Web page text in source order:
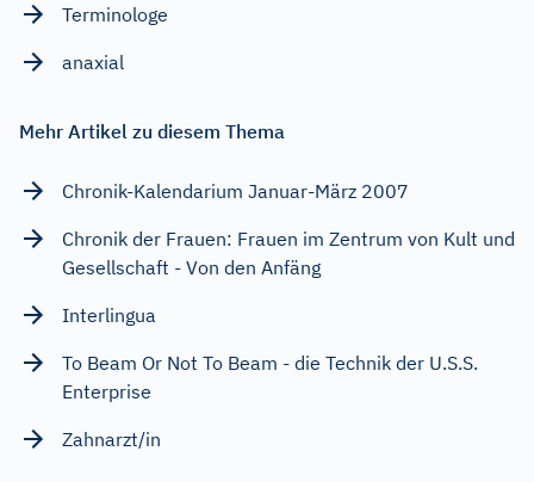
Terminologe
anaxial
Mehr Artikel zu diesem Thema
Chronik-Kalendarium Januar-März 2007
Chronik der Frauen: Frauen im Zentrum von Kult und
Gesellschaft - Von den Anfäng
Interlingua
To Beam Or Not To Beam - die Technik der U.S.S.
Enterprise
Zahnarzt/in